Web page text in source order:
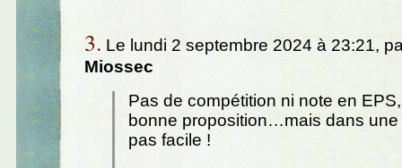
3. Le lundi 2 septembre 2024 à 23:21,
Miossec
Pas de compétition ni note en
bonne proposition…mais dans une
pas facile !